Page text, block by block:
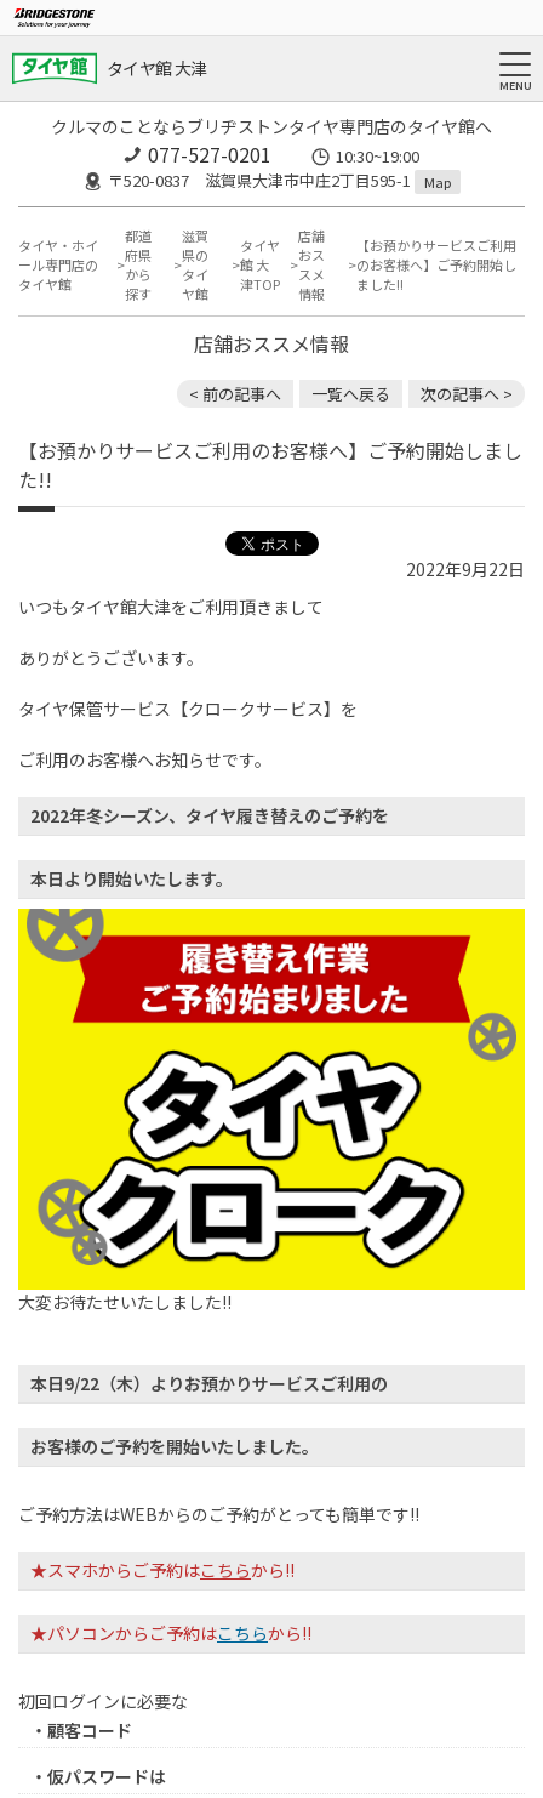
タイヤ館 大津
クルマのことならブリヂストンタイヤ専門店のタイヤ館へ
077-527-0201
10:30~19:00
〒520-0837 滋賀県大津市中庄2丁目595-1
Map
タイヤ・ホイ
ール専門店の
タイヤ館
都道
府県
から
探す
滋賀
県の
タイ
ヤ館
タイヤ
館 大
津TOP
店舗
おス
スメ
情報
【お預かりサービスご利用
のお客様へ】ご予約開始し
ました!!
店舗おススメ情報
< 前の記事へ 一覧へ戻る 次の記事へ >
【お預かりサービスご利用のお客様へ】ご予約開始しまし
た!!
2022年9月22日
いつもタイヤ館大津をご利用頂きまして
ありがとうございます。
タイヤ保管サービス【クロークサービス】を
ご利用のお客様へお知らせです。
2022年冬シーズン、タイヤ履き替えのご予約を
本日より開始いたします。
大変お待たせいたしました!!
本日9/22（木）よりお預かりサービスご利用の
お客様のご予約を開始いたしました。
ご予約方法はWEBからのご予約がとっても簡単です!!
★スマホからご予約はこちらから!!
★パソコンからご予約はこちらから!!
初回ログインに必要な
・顧客コード
・仮パスワードは